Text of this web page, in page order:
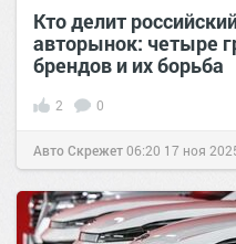
Кто делит
авторынок: четыре
брендов и их борьба
2 0
Авто Скрежет06:20 17 ноя